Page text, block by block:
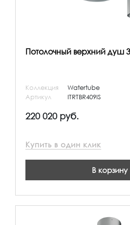
Потолочный верхний душ
Коллекция
Watertube
Артикул
ITRTBR409IS
220 020 руб.
Купить в один клик
В корзину